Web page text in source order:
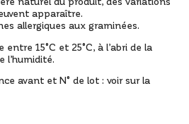
apparaître.
allergiques aux graminées.
15°C et 25°C, à l’abri de la
l’humidité.
avant et N° de lot : voir sur la